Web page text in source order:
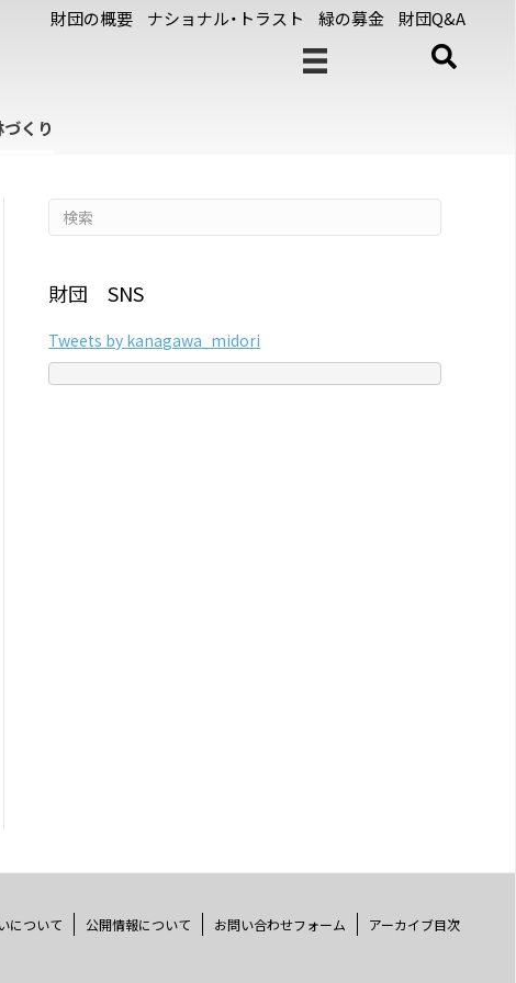
財団の概要 ナショナル・トラスト 緑の募金 財団Q&A
くり
財団 SNS
Tweets by kanagawa_midori
について 公開情報について お問い合わせフォーム アーカイブ目次